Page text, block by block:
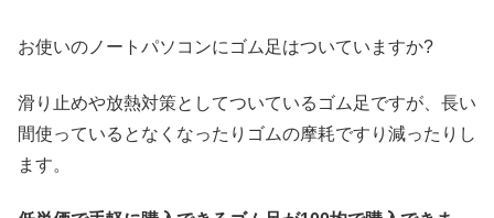
お使いのノートパソコンにゴム足はついていますか?
滑り止めや放熱対策としてついているゴム足ですが、長い
間使っているとなくなったりゴムの摩耗ですり減ったりし
ます。